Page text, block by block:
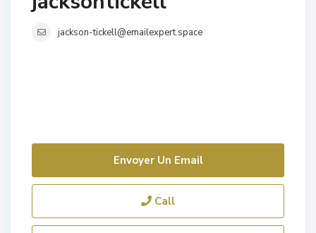
jackson-tickell@emailexpert.space
Envoyer Un Email
Call